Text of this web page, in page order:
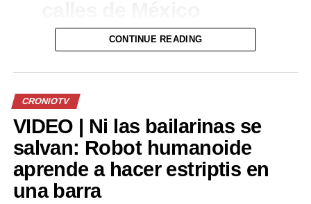
durante las
celebraciones de la
Copa Mundial.
pic.twitter.com/9RpEb2ISdT
— Alerta Mundial
(@AlertaMundoNews)
June 12, 2026
CONTINUE READING
CRONIOTV
VIDEO | Ni las bailarinas se
salvan: Robot humanoide
aprende a hacer estriptis en
una barra